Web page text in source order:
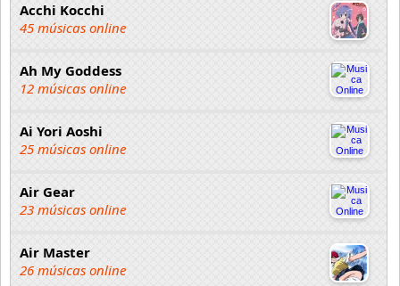
Acchi Kocchi
45 músicas online
Ah My Goddess
12 músicas online
Ai Yori Aoshi
25 músicas online
Air Gear
23 músicas online
Air Master
26 músicas online